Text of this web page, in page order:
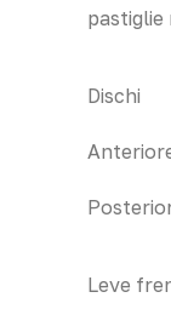
pastiglie
Dischi
Leve